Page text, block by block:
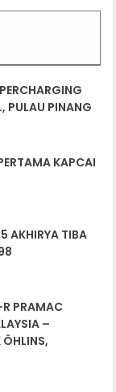
PULAU PINANG
KAPCAI
AKHIRYA TIBA
PRAMAC
–